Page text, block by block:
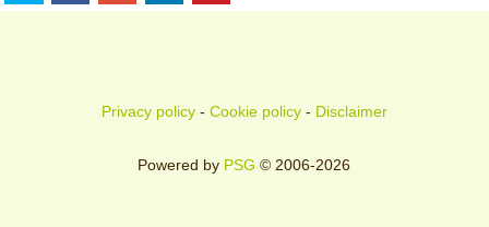
Privacy policy- Cookie policy- Disclaimer
Powered by PSG © 2006-2026